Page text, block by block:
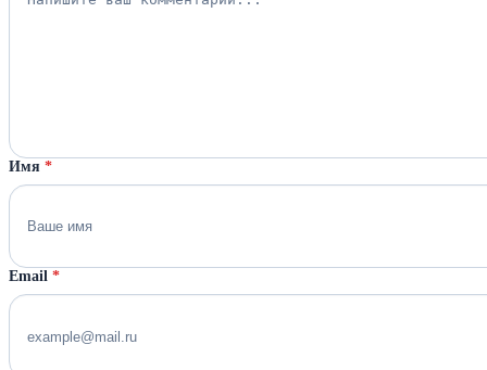
Имя *
Email *